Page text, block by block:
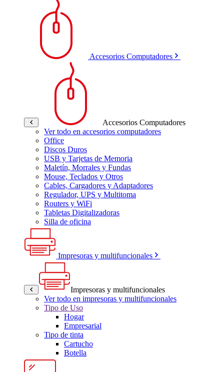
Accesorios Computadores
Accesorios Computadores
Ver todo en accesorios computadores
Office
Discos Duros
USB y Tarjetas de Memoria
Maletín, Morrales y Fundas
Mouse, Teclados y Otros
Cables, Cargadores y Adaptadores
Regulador, UPS y Multitoma
Routers y WiFi
Tabletas Digitalizadoras
Silla de oficina
Impresoras y multifuncionales
Impresoras y multifuncionales
Ver todo en impresoras y multifuncionales
Tipo de Uso
Hogar
Empresarial
Tipo de tinta
Cartucho
Botella